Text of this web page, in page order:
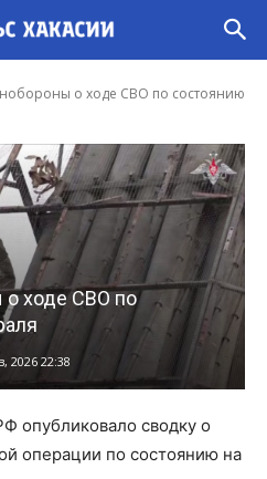
о ходе СВО по состоянию
ходе СВО по
2026 22:38
опубликовало сводку о
операции по состоянию на